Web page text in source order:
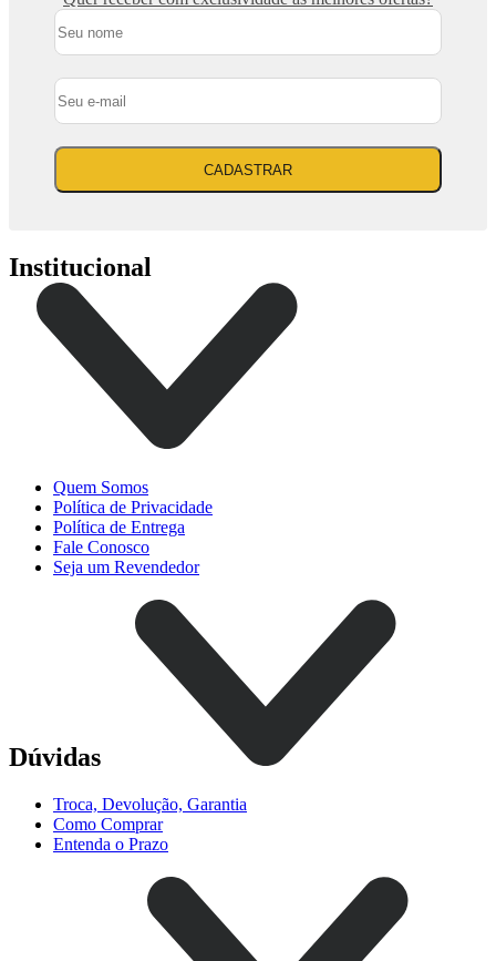
CADASTRAR
Institucional
Quem Somos
Política de Privacidade
Política de Entrega
Fale Conosco
Seja um Revendedor
Dúvidas
Troca, Devolução, Garantia
Como Comprar
Entenda o Prazo